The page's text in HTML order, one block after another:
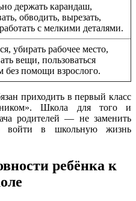
держать карандаш,
обводить, вырезать,
с мелкими деталями.
убирать рабочее место,
вещи, пользоваться
без помощи взрослого.
приходить в первый класс
Школа для того и
родителей — не заменить
войти в школьную жизнь
ребёнка к